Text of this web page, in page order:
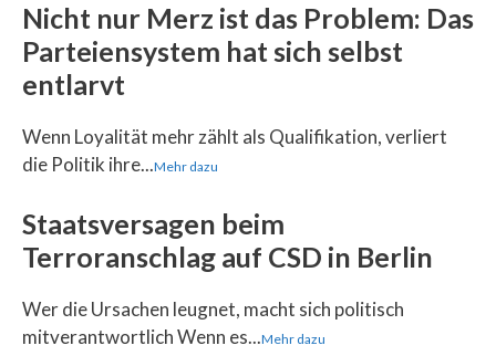
Nicht nur Merz ist das Problem: Das
Parteiensystem hat sich selbst
entlarvt
Wenn Loyalität mehr zählt als Qualifikation, verliert
die Politik ihre...Mehr dazu
Staatsversagen beim
Terroranschlag auf CSD in Berlin
Wer die Ursachen leugnet, macht sich politisch
mitverantwortlich Wenn es...Mehr dazu